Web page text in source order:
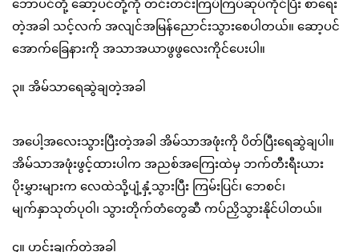
ဘောပင်တို့ ဆော့ပင်တို့ကို တင်းတင်းကြပ်ကြပ်ဆုပ်ကိုင်ပြီး စာရေး
တဲ့အခါ သင့်လက် အလျင်အမြန်ညောင်းသွားစေပါတယ်။ ဆော့ပင်
အောက်ခြေနားကို အသာအယာဖွဖွလေးကိုင်ပေးပါ။
၃။ အိမ်သာရေဆွဲချတဲ့အခါ
အပေါ့အလေးသွားပြီးတဲ့အခါ အိမ်သာအဖုံးကို ပိတ်ပြီးရေဆွဲချပါ။
အိမ်သာအဖုံးဖွင့်ထားပါက အညစ်အကြေးထဲမှ ဘက်တီးရီးယား
ပိုးမွှားများက လေထဲသို့ပျံ့နှံ့သွားပြီး ကြမ်းပြင်၊ ဘေစင်၊
မျက်နှာသုတ်ပုဝါ၊ သွားတိုက်တံတွေဆီ ကပ်ညှိသွားနိုင်ပါတယ်။
၄။ ဟင်းချက်တဲ့အခါ